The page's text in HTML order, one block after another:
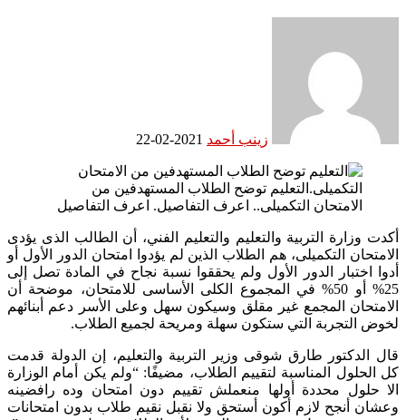
زينب أحمد 2021-02-22
أكدت وزارة التربية والتعليم والتعليم الفني، أن الطالب الذى يؤدى
الامتحان التكميلى، هم الطلاب الذين لم يؤدوا امتحان الدور الأول أو
أدوا اختبار الدور الأول ولم يحققوا نسبة نجاح في المادة تصل إلى
25% أو 50% في المجموع الكلى الأساسى للامتحان، موضحة أن
الامتحان المجمع غير مقلق وسيكون سهل وعلى الأسر دعم أبنائهم
لخوض التجربة التي ستكون سهلة ومريحة لجميع الطلاب.
قال الدكتور طارق شوقى وزير التربية والتعليم، إن الدولة قدمت
كل الحلول المناسبة لتقييم الطلاب، مضيفًا: “ولم يكن أمام الوزارة
الا حلول محددة أولها منعملش تقييم دون امتحان وده رافضينه
وعشان أنجح لازم أكون أستحق ولا نقبل نقيم طلاب بدون امتحانات